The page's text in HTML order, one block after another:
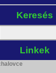
Keresés
Linkek